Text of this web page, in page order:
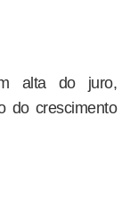
alta do juro,
do crescimento